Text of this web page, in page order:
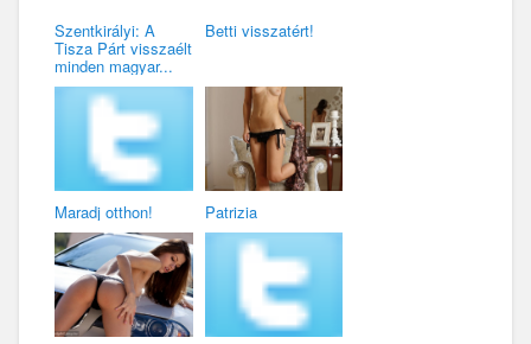
Szentkirályi: A
Tisza Párt visszaélt
minden magyar...
Betti visszatért!
Maradj otthon! Patrizia